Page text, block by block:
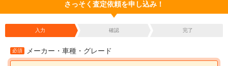
さっそく査定依頼を申し込み！
入力 確認 完了
必須 メーカー・車種・グレード